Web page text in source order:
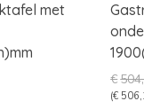
met
€
(€